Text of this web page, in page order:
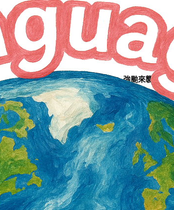
強颱來襲 儘速